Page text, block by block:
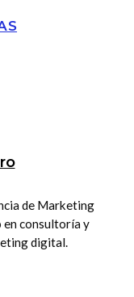
de Marketing
consultoría y
digital.